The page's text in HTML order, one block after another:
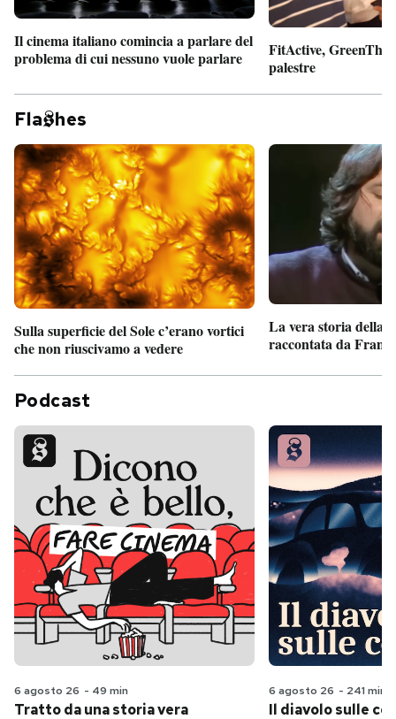
Il cinema italiano comincia a parlare del
problema di cui nessuno vuole parlare
FitActive,
palestre
Fla hes
Sulla superficie del Sole c’erano vortici
che non riuscivamo a vedere
La vera storia della
raccontata da
Podcast
6 agosto 26 - 49 min
Tratto da una storia vera
6 agosto 26 - 241 min
Il diavolo sulle